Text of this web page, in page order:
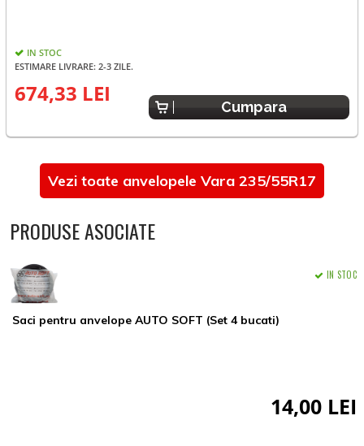
IN STOC
ESTIMARE LIVRARE: 2-3 ZILE.
674,33 LEI
Cumpara
Vezi toate anvelopele Vara 235/55R17
PRODUSE ASOCIATE
Saci pentru anvelope AUTO SOFT (Set 4 bucati)
IN STOC
14,00 LEI